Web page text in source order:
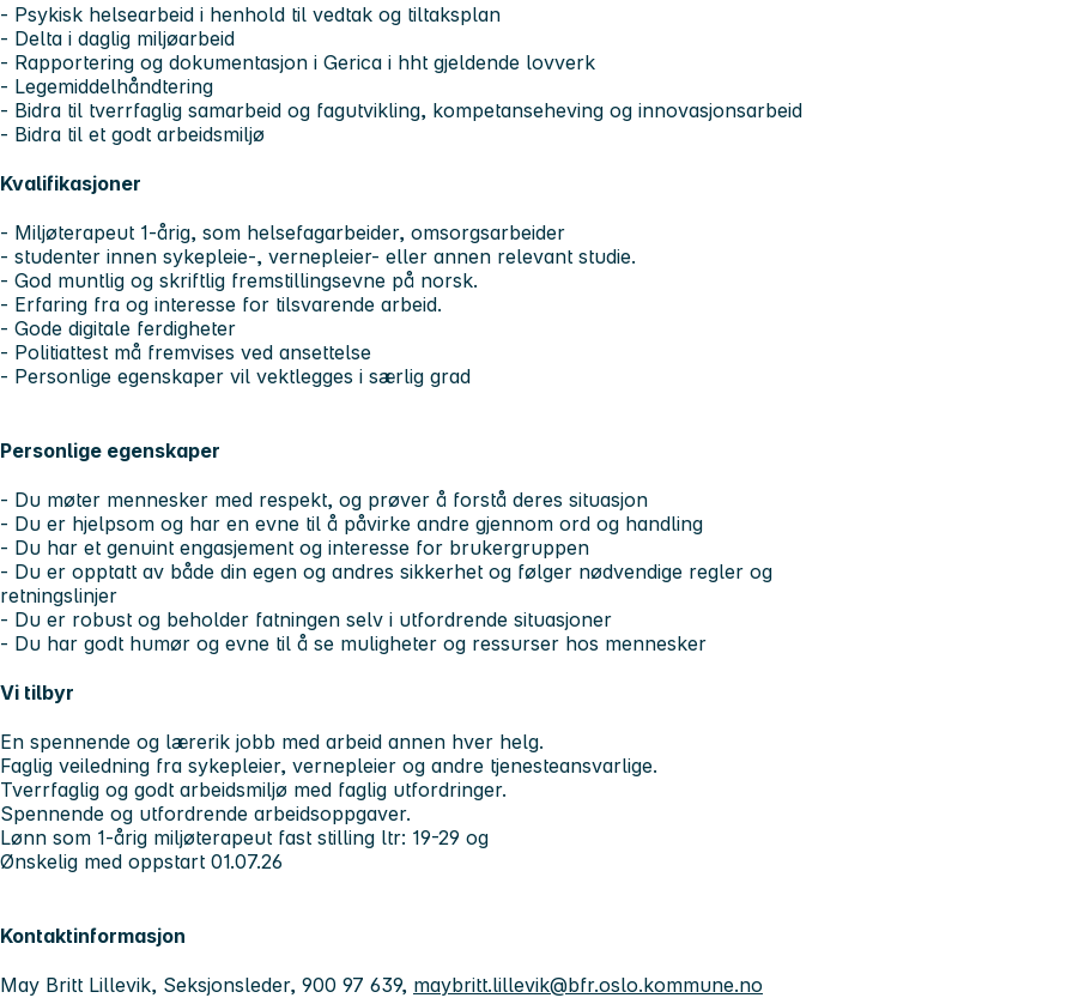
- Psykisk helsearbeid i henhold til vedtak og tiltaksplan
- Delta i daglig miljøarbeid
- Rapportering og dokumentasjon i Gerica i hht gjeldende lovverk
- Legemiddelhåndtering
- Bidra til tverrfaglig samarbeid og fagutvikling, kompetanseheving og innovasjonsarbeid
- Bidra til et godt arbeidsmiljø
Kvalifikasjoner
- Miljøterapeut 1-årig, som helsefagarbeider, omsorgsarbeider
- studenter innen sykepleie-, vernepleier- eller annen relevant studie.
- God muntlig og skriftlig fremstillingsevne på norsk.
- Erfaring fra og interesse for tilsvarende arbeid.
- Gode digitale ferdigheter
- Politiattest må fremvises ved ansettelse
- Personlige egenskaper vil vektlegges i særlig grad
Personlige egenskaper
- Du møter mennesker med respekt, og prøver å forstå deres situasjon
- Du er hjelpsom og har en evne til å påvirke andre gjennom ord og handling
- Du har et genuint engasjement og interesse for brukergruppen
- Du er opptatt av både din egen og andres sikkerhet og følger nødvendige regler og
retningslinjer
- Du er robust og beholder fatningen selv i utfordrende situasjoner
- Du har godt humør og evne til å se muligheter og ressurser hos mennesker
Vi tilbyr
En spennende og lærerik jobb med arbeid annen hver helg.
Faglig veiledning fra sykepleier, vernepleier og andre tjenesteansvarlige.
Tverrfaglig og godt arbeidsmiljø med faglig utfordringer.
Spennende og utfordrende arbeidsoppgaver.
Lønn som 1-årig miljøterapeut fast stilling ltr: 19-29 og
Ønskelig med oppstart 01.07.26
Kontaktinformasjon
May Britt Lillevik, Seksjonsleder, 900 97 639, maybritt.lillevik@bfr.oslo.kommune.no